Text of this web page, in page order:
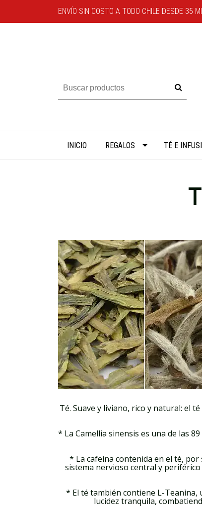
ENVÍO SIN COSTO A TODO CHILE DESDE 35
INICIO REGALOS TÉ E
Té. Suave y liviano, rico y natural: el
* La Camellia sinensis es una de las
* La cafeína contenida en el té,
sistema nervioso central y
* El té también contiene L-Teanina,
lucidez tranquila,